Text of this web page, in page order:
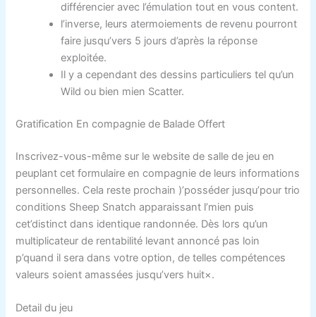
différencier avec l’émulation tout en vous content.
l’inverse, leurs atermoiements de revenu pourront
faire jusqu’vers 5 jours d’après la réponse
exploitée.
Il y a cependant des dessins particuliers tel qu’un
Wild ou bien mien Scatter.
Gratification En compagnie de Balade Offert
Inscrivez-vous-même sur le website de salle de jeu en
peuplant cet formulaire en compagnie de leurs informations
personnelles. Cela reste prochain )’posséder jusqu’pour trio
conditions Sheep Snatch apparaissant l’mien puis
cet’distinct dans identique randonnée. Dès lors qu’un
multiplicateur de rentabilité levant annoncé pas loin
p’quand il sera dans votre option, de telles compétences
valeurs soient amassées jusqu’vers huit×.
Detail du jeu